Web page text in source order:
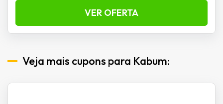
VER OFERTA
Veja mais cupons para Kabum: